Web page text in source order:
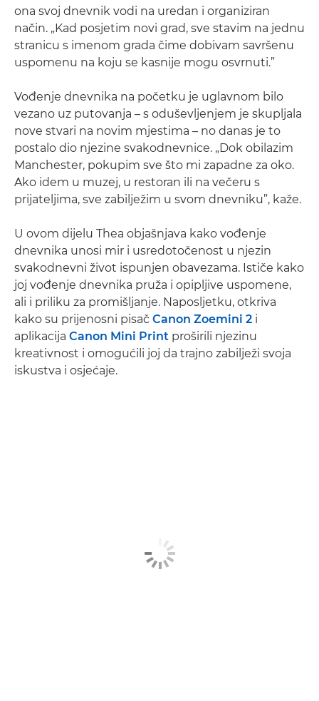
ona svoj dnevnik vodi na uredan i organiziran
način. „Kad posjetim novi grad, sve stavim na jednu
stranicu s imenom grada čime dobivam savršenu
uspomenu na koju se kasnije mogu osvrnuti.”
Vođenje dnevnika na početku je uglavnom bilo
vezano uz putovanja – s oduševljenjem je skupljala
nove stvari na novim mjestima – no danas je to
postalo dio njezine svakodnevnice. „Dok obilazim
Manchester, pokupim sve što mi zapadne za oko.
Ako idem u muzej, u restoran ili na večeru s
prijateljima, sve zabilježim u svom dnevniku”, kaže.
U ovom dijelu Thea objašnjava kako vođenje
dnevnika unosi mir i usredotočenost u njezin
svakodnevni život ispunjen obavezama. Ističe kako
joj vođenje dnevnika pruža i opipljive uspomene,
ali i priliku za promišljanje. Naposljetku, otkriva
kako su prijenosni pisač Canon Zoemini 2 i
aplikacija Canon Mini Print proširili njezinu
kreativnost i omogućili joj da trajno zabilježi svoja
iskustva i osjećaje.